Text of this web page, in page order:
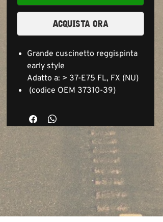
Acquista ora
Grande cuscinetto reggispinta
early style
Adatto a: > 37-E75 FL, FX (NU)
(codice OEM 37310-39)